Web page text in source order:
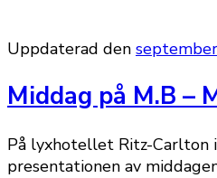
Uppdaterad den
Middag på M.B –
På lyxhotellet Ritz-Carlton
presentationen av